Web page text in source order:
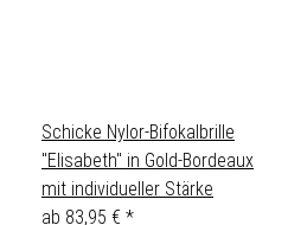
Schicke Nylor-Bifokalbrille
"Elisabeth" in Gold-Bordeaux
mit individueller Stärke
ab 83,95 € *